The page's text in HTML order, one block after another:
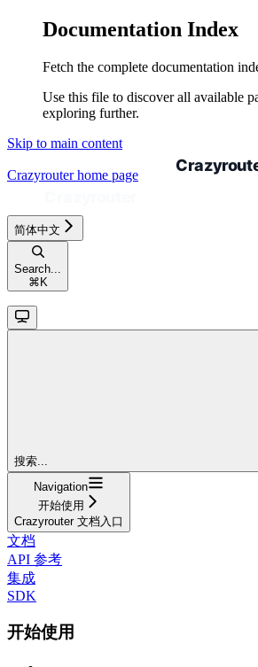
Documentation Index
Fetch the complete documentation
Use this file to discover all available
exploring further.
Skip to main content
Crazyrouterhome page
简体中文
Search...
⌘ K
搜索...
Navigation
开始使用
Crazyrouter 文档入口
文档
API 参考
集成
SDK
开始使用